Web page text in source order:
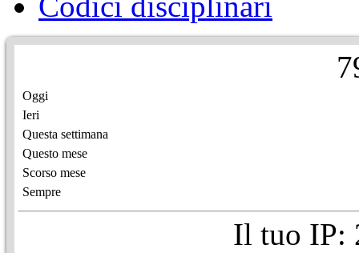
7
Oggi
Ieri
Questa settimana
Questo mese
Scorso mese
Sempre
Il tuo IP: